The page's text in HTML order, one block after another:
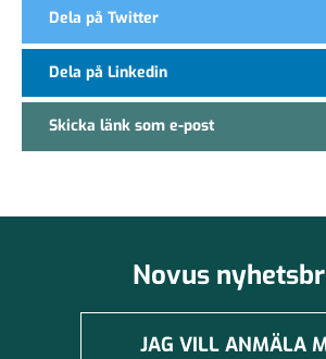
Dela på Twitter
Dela på Linkedin
Skicka länk som e-post
Novus
JAG VILL ANMÄLA